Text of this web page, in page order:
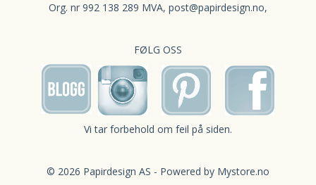
Org. nr 992 138 289 MVA, post@papirdesign.no,
FØLG OSS
Vi tar forbehold om feil på siden.
© 2026 Papirdesign AS - Powered by Mystore.no